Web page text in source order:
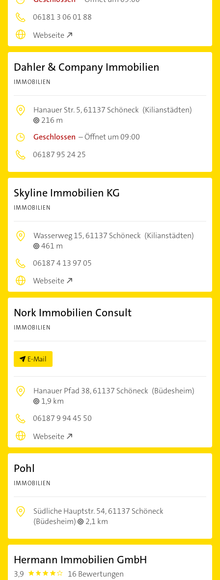
06181 3 06 01 88
Webseite
Dahler & Company Immobilien
IMMOBILIEN
Hanauer Str. 5,61137 Schöneck (Kilianstädten)
216 m
Geschlossen –Öffnet um 09:00
06187 95 24 25
Skyline Immobilien KG
IMMOBILIEN
Wasserweg 15,61137 Schöneck (Kilianstädten)
461 m
06187 4 13 97 05
Webseite
Nork Immobilien Consult
IMMOBILIEN
E-Mail
Hanauer Pfad 38,61137 Schöneck (Büdesheim)
1,9 km
06187 9 94 45 50
Webseite
Pohl
IMMOBILIEN
Südliche Hauptstr. 54,61137 Schöneck
(Büdesheim)
2,1 km
Hermann Immobilien GmbH
3,9 3.9 16 Bewertungen